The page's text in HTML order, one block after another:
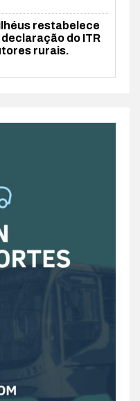
restabelece
do ITR
rurais.